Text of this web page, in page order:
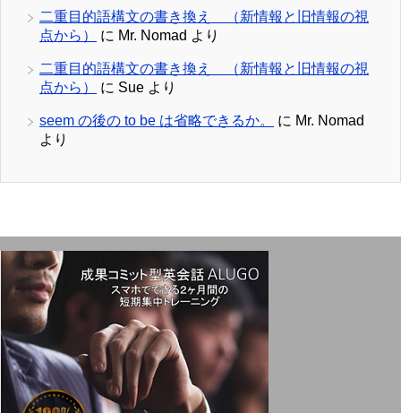
二重目的語構文の書き換え （新情報と旧情報の視
点から）
に Mr. Nomad より
二重目的語構文の書き換え （新情報と旧情報の視
点から）
に Sue より
seem の後の to be は省略できるか。 に Mr. Nomad
より